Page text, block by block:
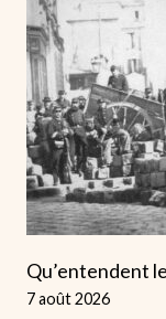
Qu’entendent
7 août 2026